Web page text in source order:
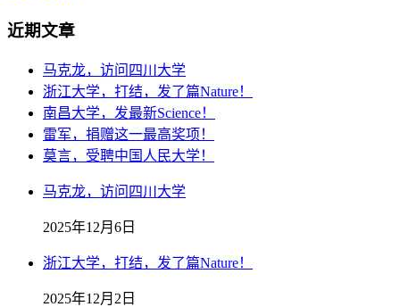
近期文章
马克龙，访问四川大学
浙江大学，打结，发了篇Nature！
南昌大学，发最新Science！
雷军，捐赠这一最高奖项！
莫言，受聘中国人民大学！
马克龙，访问四川大学
2025年12月6日
浙江大学，打结，发了篇Nature！
2025年12月2日